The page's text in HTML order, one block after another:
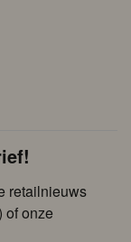
retailnieuws
of onze